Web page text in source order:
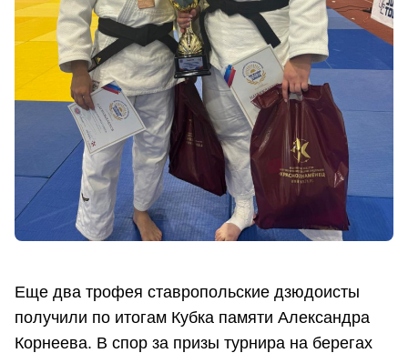
Еще два трофея ставропольские дзюдоисты
получили по итогам Кубка памяти Александра
Корнеева. В спор за призы турнира на берегах